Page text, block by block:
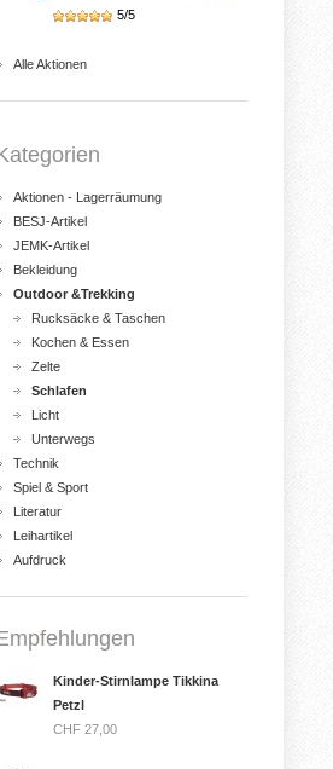
5/5
Alle Aktionen
Aktionen - Lagerräumung
BESJ-Artikel
JEMK-Artikel
Bekleidung
Outdoor &Trekking
Rucksäcke & Taschen
Kochen & Essen
Zelte
Schlafen
Licht
Unterwegs
Technik
Spiel & Sport
Literatur
Leihartikel
Aufdruck
Kinder-Stirnlampe Tikkina
Petzl
CHF 27,00